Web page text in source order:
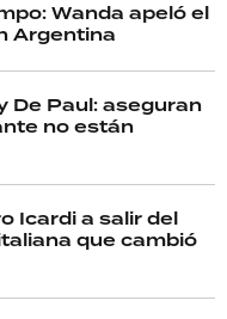
Wanda apeló el
Argentina
De Paul: aseguran
no están
Icardi a salir del
que cambió